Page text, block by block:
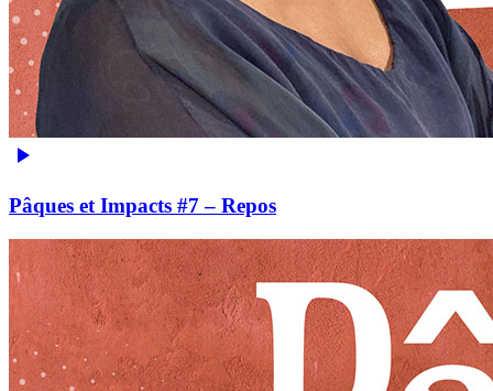
Pâques et Impacts #7 – Repos